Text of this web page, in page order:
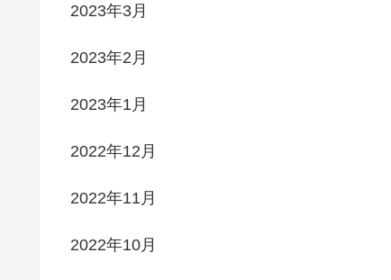
2023年3月
2023年2月
2023年1月
2022年12月
2022年11月
2022年10月